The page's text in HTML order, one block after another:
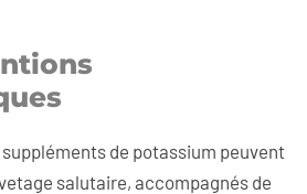
suppléments de potassium peuvent
salutaire, accompagnés de